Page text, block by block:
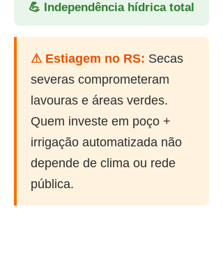
💪 Independência hídrica total
⚠ Estiagem no RS: Secas
severas comprometeram
lavouras e áreas verdes.
Quem investe em poço +
irrigação automatizada não
depende de clima ou rede
pública.